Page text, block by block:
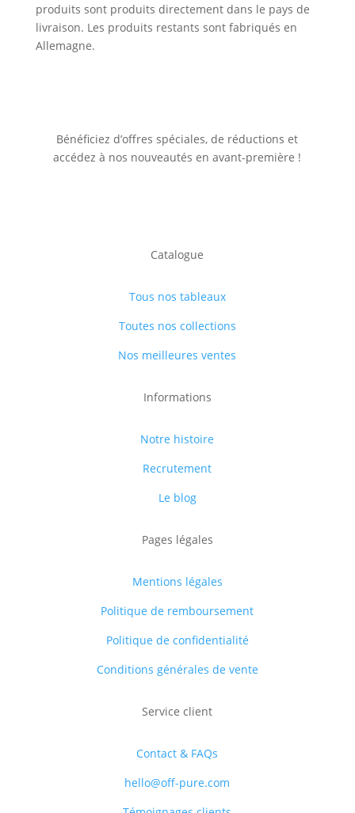
produits sont produits directement dans le pays de
livraison. Les produits restants sont fabriqués en
Allemagne.
Bénéficiez d’offres spéciales, de réductions et
accédez à nos nouveautés en avant-première !
Catalogue
Tous nos tableaux
Toutes nos collections
Nos meilleures ventes
Informations
Notre histoire
Recrutement
Le blog
Pages légales
Mentions légales
Politique de remboursement
Politique de confidentialité
Conditions générales de vente
Service client
Contact & FAQs
hello@off-pure.com